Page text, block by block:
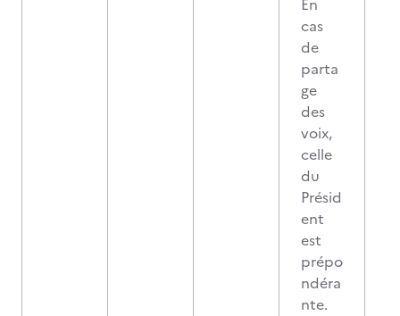
En
cas
de
parta
ge
des
voix,
celle
du
Présid
ent
est
prépo
ndéra
nte.